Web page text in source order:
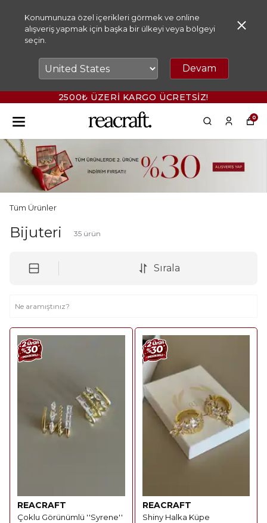
Konumunuza özel içerikleri görmek ve online
alışveriş yapmak için başka bir ülkeyi veya bölgeyi
seçin.
Devam
2500₺ ÜZERİ KARGO ÜCRETSİZ!
0
Tüm Ürünler
Bijuteri 35 ürün
Sırala
REACRAFT
Çoklu Görünümlü ''Syrene''
REACRAFT
Shiny Halka Küpe